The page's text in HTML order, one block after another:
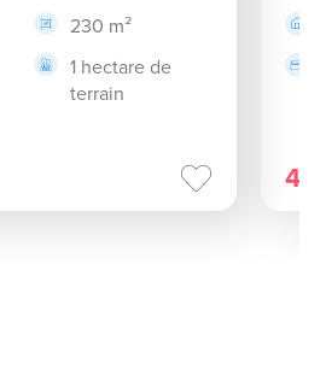
230 m²
1 hectare de
terrain